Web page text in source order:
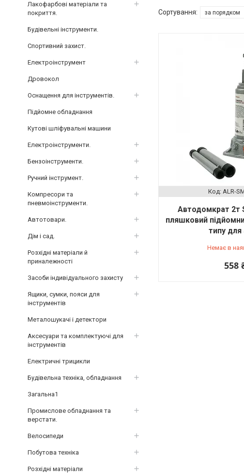
ALR-
Автодомкрат 2т
пляшковий
типу для
Немає в
558
Лакофарбові матеріали та
покриття.
Будівельні інструменти.
Спортивний захист.
Електроінструмент
Дровокол
Оснащення для інструментів.
Підйомне обладнання
Кутові шліфувальні машини
Електроінструменти.
Бензоінструменти.
Ручний інструмент.
Компресори та
пневмоінструменти.
Автотовари.
Дім і сад.
Розхідні матеріали й
приналежності
Засоби індивідуального захисту
Ящики, сумки, пояси для
інструментів
Металошукачі і детектори
Аксесуари та комплектуючі для
інструментів
Електричні трицикли
Будівельна техніка, обладнання
Загальна1
Промислове обладнання та
верстати.
Велосипеди
Побутова техніка
Розхідні матеріали